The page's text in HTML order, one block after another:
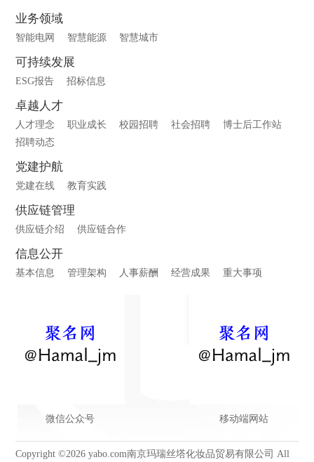
业务领域
智能电网 智慧能源 智慧城市
可持续发展
ESG报告 招标信息
卓越人才
人才理念 职业成长 校园招聘 社会招聘
博士后工作站
招聘动态
党建护航
党建在线 教育实践
供应链管理
供应链介绍 供应链合作
信息公开
基本信息 管理架构 人事薪酬 经营成果 重大事项
微信公众号 移动端网站
Copyright ©2026 yabo.com南京玛瑞丝塔化妆品贸易有限公司 All